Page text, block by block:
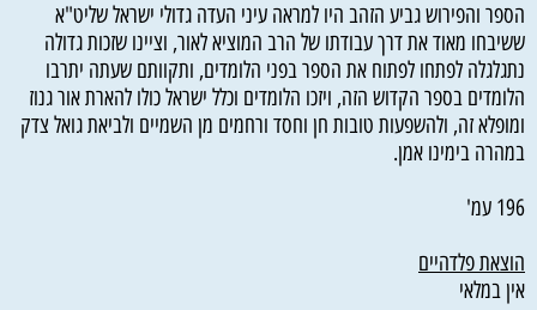
הספר והפירוש גביע הזהב היו למראה עיני העדה גדולי ישראל שליט"א
ששיבחו מאוד את דרך עבודתו של הרב המוציא לאור, וציינו שזכות גדולה
נתגלגלה לפתחו לפתוח את הספר בפני הלומדים, ותקוותם שעתה יתרבו
הלומדים בספר הקדוש הזה, ויזכו הלומדים וכלל ישראל כולו להארת אור גנוז
ומופלא זה, ולהשפעות טובות חן וחסד ורחמים מן השמיים ולביאת גואל צדק
במהרה בימינו אמן.
196 עמ'
הוצאת פלדהיים
אין במלאי